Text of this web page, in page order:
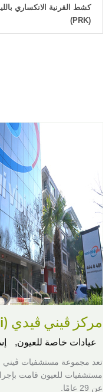
كشط القرنية الانكساري
(PRK)
مركز ڨيني ڨيدي (Veni Vidi) الصحيّ للعيون
عيادات خاصة للعيون,
تعد مجموعة مستشفيات ڨيني
مستشفيات للعيون قامت بإجراء
عن 29 عامًا.